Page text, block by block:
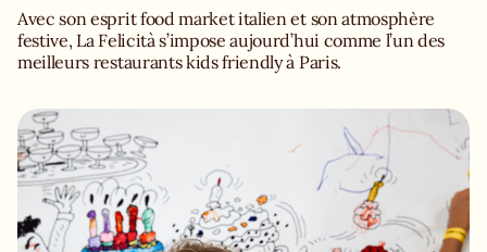
Avec son esprit food market italien et son atmosphère
festive, La Felicità s’impose aujourd’hui comme l’un des
meilleurs restaurants kids friendly à Paris.